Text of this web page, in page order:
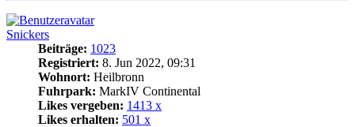
Snickers
Beiträge: 1023
Registriert: 8. Jun 2022, 09:31
Wohnort: Heilbronn
Fuhrpark: MarkIV Continental
Likes vergeben: 1413 x
Likes erhalten: 501 x